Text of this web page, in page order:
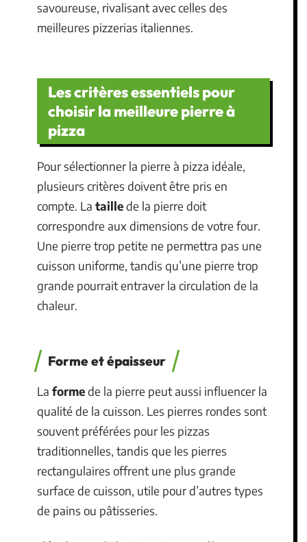
savoureuse, rivalisant avec celles des
meilleures pizzerias italiennes.
Les critères essentiels pour
choisir la meilleure pierre à
pizza
Pour sélectionner la pierre à pizza idéale,
plusieurs critères doivent être pris en
compte. La taillede la pierre doit
correspondre aux dimensions de votre four.
Une pierre trop petite ne permettra pas une
cuisson uniforme, tandis qu’une pierre trop
grande pourrait entraver la circulation de la
chaleur.
Forme et épaisseur
La formede la pierre peut aussi influencer la
qualité de la cuisson. Les pierres rondes sont
souvent préférées pour les pizzas
traditionnelles, tandis que les pierres
rectangulaires offrent une plus grande
surface de cuisson, utile pour d’autres types
de pains ou pâtisseries.